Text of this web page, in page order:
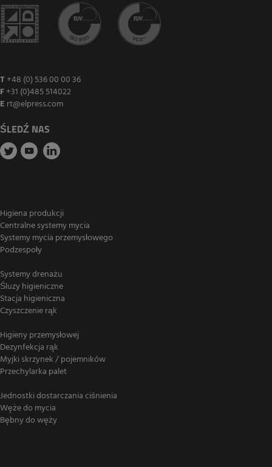
T +48 (0) 536 00 00 36
F+31 (0)485 514022
E rt@elpress.com
ŚLEDŹ NAS
Higiena produkcji
Centralne systemy mycia
Systemy mycia przemysłowego
Podzespoły
Systemy drenażu
Śluzy higieniczne
Stacja higieniczna
Czyszczenie rąk
Higieny przemysłowej
Dezynfekcja rąk
Myjki skrzynek / pojemników
Przechylarka palet
Jednostki dostarczania ciśnienia
Węże do mycia
Bębny do węży